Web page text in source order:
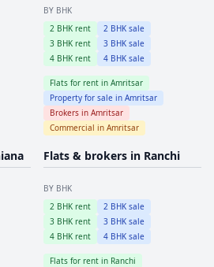
BY BHK
2 BHK rent 2 BHK sale
3 BHK rent 3 BHK sale
4 BHK rent 4 BHK sale
Flats for rent in Amritsar
Property for sale in Amritsar
Brokers in Amritsar
Commercial in Amritsar
Flats & brokers in Ranchi
BY BHK
2 BHK rent 2 BHK sale
3 BHK rent 3 BHK sale
4 BHK rent 4 BHK sale
Flats for rent in Ranchi